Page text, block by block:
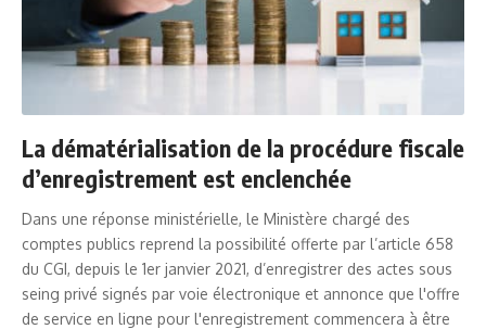
La dématérialisation de la procédure fiscale
d’enregistrement est enclenchée
Dans une réponse ministérielle, le Ministère chargé des
comptes publics reprend la possibilité offerte par l’article 658
du CGI, depuis le 1er janvier 2021, d’enregistrer des actes sous
seing privé signés par voie électronique et annonce que l'offre
de service en ligne pour l'enregistrement commencera à être